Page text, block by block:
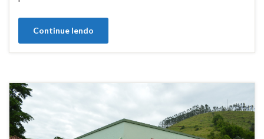
Continue lendo